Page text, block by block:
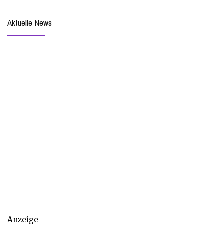
Aktuelle News
Anzeige